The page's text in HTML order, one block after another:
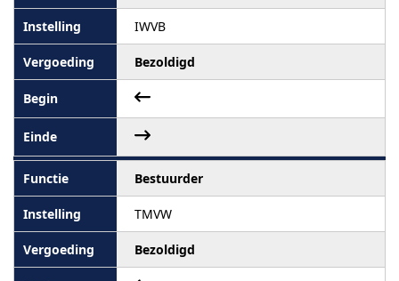
IWVB
Bezoldigd
Bestuurder
TMVW
Bezoldigd